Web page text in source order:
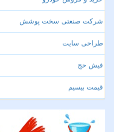
شرکت صنعتی سخت پوشش
طراحی سایت
فیش حج
قیمت بیسیم